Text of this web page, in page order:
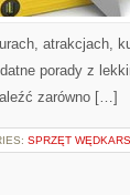
atrakcjach,
porady z
zarówno […]
SPRZĘT